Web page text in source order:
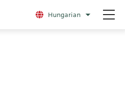
Hungarian További